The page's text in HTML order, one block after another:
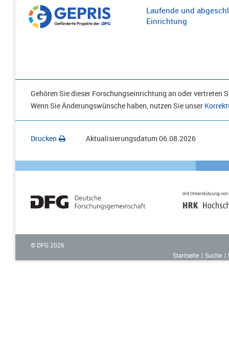
Laufende und
Einrichtung
Gehören Sie dieser Forschungseinrichtung an oder vertreten
Wenn Sie Änderungswünsche haben, nutzen Sie unser
Drucken Aktualisierungsdatum06.08.2026
© DFG 2026
Startseite
Suche